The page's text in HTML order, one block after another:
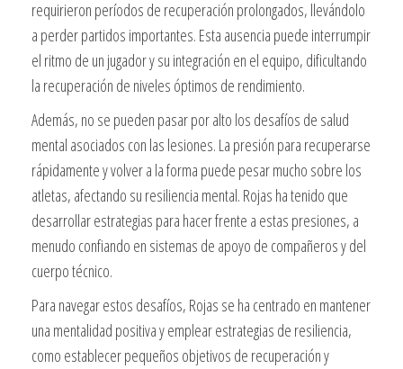
requirieron períodos de recuperación prolongados, llevándolo
a perder partidos importantes. Esta ausencia puede interrumpir
el ritmo de un jugador y su integración en el equipo, dificultando
la recuperación de niveles óptimos de rendimiento.
Además, no se pueden pasar por alto los desafíos de salud
mental asociados con las lesiones. La presión para recuperarse
rápidamente y volver a la forma puede pesar mucho sobre los
atletas, afectando su resiliencia mental. Rojas ha tenido que
desarrollar estrategias para hacer frente a estas presiones, a
menudo confiando en sistemas de apoyo de compañeros y del
cuerpo técnico.
Para navegar estos desafíos, Rojas se ha centrado en mantener
una mentalidad positiva y emplear estrategias de resiliencia,
como establecer pequeños objetivos de recuperación y